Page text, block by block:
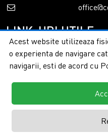
LINK-URI UTILE
Acasa
Despre noi
Formular retur
Acest website utilizeaza
o experienta de navigare
navigarii, esti de acord cu